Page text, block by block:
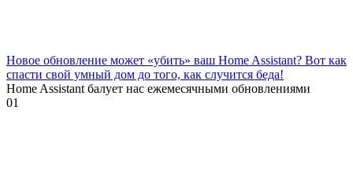
Новое обновление может «убить» ваш Home Assistant? Вот как
спасти свой умный дом до того, как случится беда!
Home Assistant балует нас ежемесячными обновлениями
01